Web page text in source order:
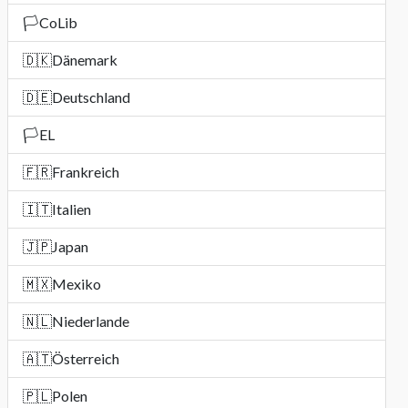
🏳️CoLib
🇩🇰Dänemark
🇩🇪Deutschland
🏳️EL
🇫🇷Frankreich
🇮🇹Italien
🇯🇵Japan
🇲🇽Mexiko
🇳🇱Niederlande
🇦🇹Österreich
🇵🇱Polen